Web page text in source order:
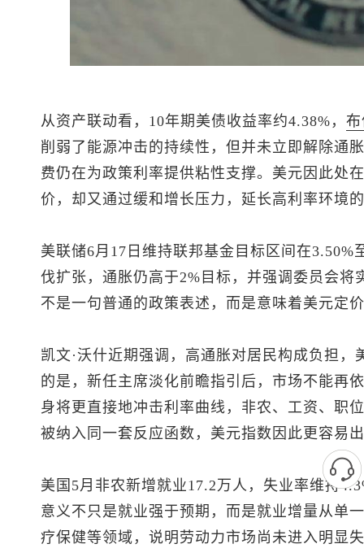
从资产联动看，10年期美债收益率约4.38%，
削弱了能源冲击的持续性，但并未立即解除通
费仍在为政策利率提供粘性支撑。美元因此处
价，却又通过缓和增长压力，延长高利率环境
美联储6月17日维持联邦基金目标区间在3.50%
伐扩张，通胀仍高于2%目标，并强调委员会
不是一句普通的政策表述，而是意味着美元定
凯文·沃什近期强调，高通胀对居民构成负担
的是，新任主席淡化前瞻指引后，市场不能再
身将更直接地冲击利率曲线，非农、工资、职
被纳入同一套反应函数， 美元指数 因此更容易
美国5月非农新增就业17.2万人，失业率维持
意义不只是就业强于预期，而是就业增量从单
疗保健等领域，说明劳动力市场尚未进入明显